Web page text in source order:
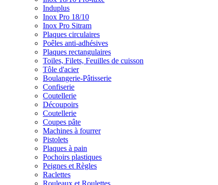
Induplus
Inox Pro 18/10
Inox Pro Sitram
Plaques circulaires
Poêles anti-adhésives
Plaques rectangulaires
Toiles, Filets, Feuilles de cuisson
Tôle d'acier
Boulangerie-Pâtisserie
Confiserie
Coutellerie
Découpoirs
Coutellerie
Coupes pâte
Machines à fourrer
Pistolets
Plaques à pain
Pochoirs plastiques
Peignes et Règles
Raclettes
Rouleaux et Roulettes